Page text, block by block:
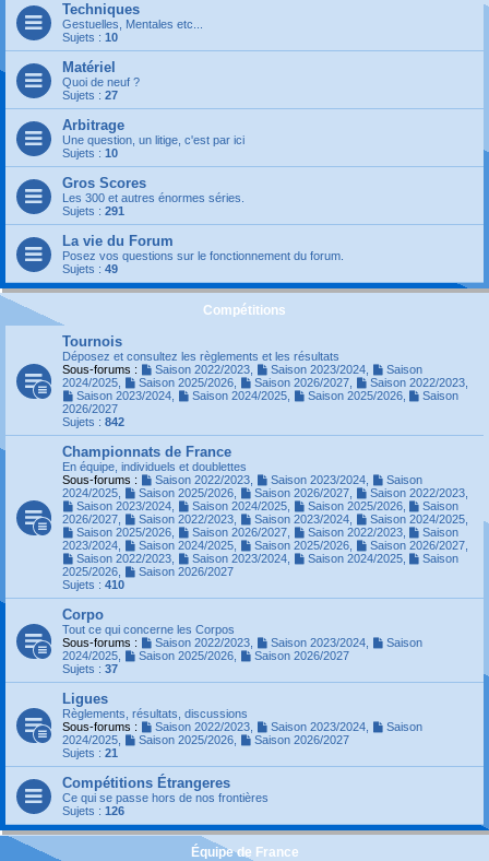
Techniques
Gestuelles, Mentales etc...
Sujets : 10
Matériel
Quoi de neuf ?
Sujets : 27
Arbitrage
Une question, un litige, c'est par ici
Sujets : 10
Gros Scores
Les 300 et autres énormes séries.
Sujets : 291
La vie du Forum
Posez vos questions sur le fonctionnement du forum.
Sujets : 49
Compétitions
Tournois
Déposez et consultez les règlements et les résultats
Sous-forums :
Saison 2022/2023, Saison 2023/2024,
Saison
2024/2025
Saison 2025/2026, Saison 2026/2027, Saison 2022/2023,
Saison 2023/2024, Saison 2024/2025, Saison 2025/2026,
Saison
2026/2027
Sujets : 842
Championnats de France
En équipe, individuels et doublettes
Sous-forums :
Saison 2022/2023, Saison 2023/2024,
Saison
2024/2025
Saison 2025/2026, Saison 2026/2027, Saison 2022/2023,
Saison 2023/2024, Saison 2024/2025, Saison 2025/2026,
Saison
2026/2027
Saison 2022/2023, Saison 2023/2024, Saison 2024/2025,
Saison 2025/2026, Saison 2026/2027, Saison 2022/2023,
Saison
2023/2024
Saison 2024/2025, Saison 2025/2026, Saison 2026/2027,
Saison 2022/2023, Saison 2023/2024, Saison 2024/2025,
Saison
2025/2026
Saison 2026/2027
Sujets : 410
Corpo
Tout ce qui concerne les Corpos
Sous-forums :
Saison 2022/2023, Saison 2023/2024,
Saison
2024/2025
Saison 2025/2026,
Saison 2026/2027
Sujets : 37
Ligues
Règlements, résultats, discussions
Sous-forums :
Saison 2022/2023, Saison 2023/2024,
Saison
2024/2025
Saison 2025/2026,
Saison 2026/2027
Sujets : 21
Compétitions Étrangeres
Ce qui se passe hors de nos frontières
Sujets : 126
Équipe de France